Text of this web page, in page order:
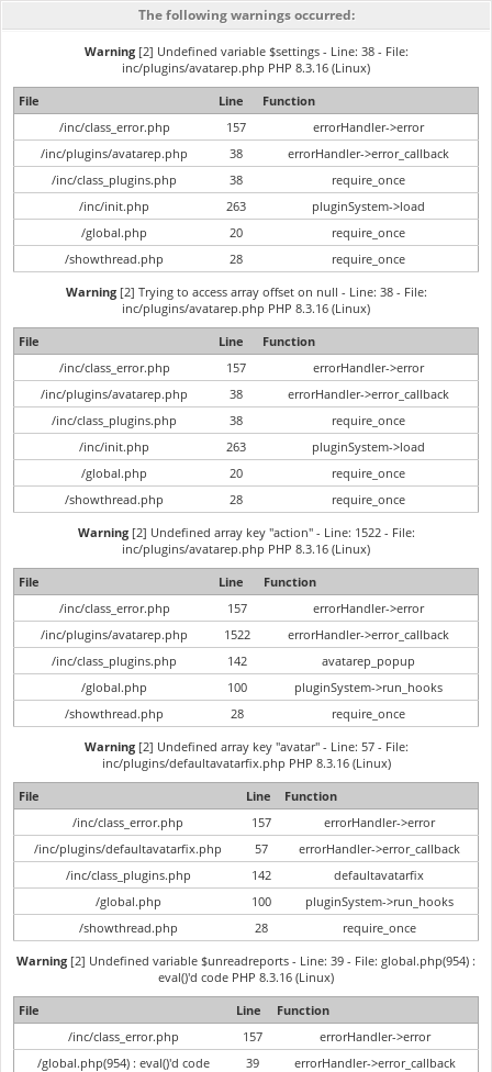
The following warnings occurred:
Warning[2] Undefined variable $settings - Line: 38 - File:
inc/plugins/avatarep.php PHP 8.3.16 (Linux)
File
Line
Function
/inc/class_error.php
157
errorHandler->error
/inc/plugins/avatarep.php
38
errorHandler->error_callback
/inc/class_plugins.php
38
require_once
/inc/init.php
263
pluginSystem->load
/global.php
20
require_once
/showthread.php
28
require_once
Warning[2] Trying to access array offset on null - Line: 38 - File:
inc/plugins/avatarep.php PHP 8.3.16 (Linux)
File
Line
Function
/inc/class_error.php
157
errorHandler->error
/inc/plugins/avatarep.php
38
errorHandler->error_callback
/inc/class_plugins.php
38
require_once
/inc/init.php
263
pluginSystem->load
/global.php
20
require_once
/showthread.php
28
require_once
Warning[2] Undefined array key "action" - Line: 1522 - File:
inc/plugins/avatarep.php PHP 8.3.16 (Linux)
File
Line
Function
/inc/class_error.php
157
errorHandler->error
/inc/plugins/avatarep.php
1522
errorHandler->error_callback
/inc/class_plugins.php
142
avatarep_popup
/global.php
100
pluginSystem->run_hooks
/showthread.php
28
require_once
Warning[2] Undefined array key "avatar" - Line: 57 - File:
inc/plugins/defaultavatarfix.php PHP 8.3.16 (Linux)
File
Line
Function
/inc/class_error.php
157
errorHandler->error
/inc/plugins/defaultavatarfix.php
57
errorHandler->error_callback
/inc/class_plugins.php
142
defaultavatarfix
/global.php
100
pluginSystem->run_hooks
/showthread.php
28
require_once
Warning [2] Undefined variable $unreadreports - Line: 39 - File: global.php(954) :
eval()'d code PHP 8.3.16 (Linux)
File
Line
Function
/inc/class_error.php
157
errorHandler->error
/global.php(954) : eval()'d code
39
errorHandler->error_callback